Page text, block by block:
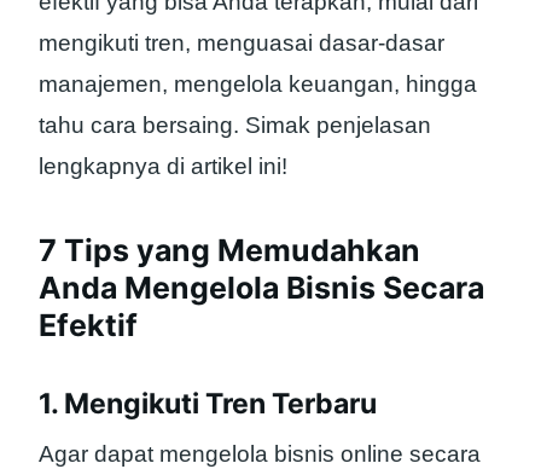
mengikuti tren, menguasai dasar-dasar
manajemen, mengelola keuangan, hingga
tahu cara bersaing. Simak penjelasan
lengkapnya di artikel ini!
7 Tips yang Memudahkan
Anda Mengelola Bisnis Secara
Efektif
1. Mengikuti Tren Terbaru
Agar dapat mengelola bisnis online secara